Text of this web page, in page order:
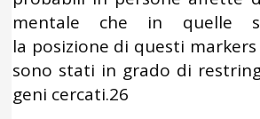
mentale che in quelle
la posizione di questi
sono stati in grado di
geni cercati.26